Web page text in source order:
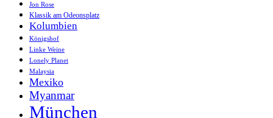
Jon Rose
Klassik am Odeonsplatz
Kolumbien
Königshof
Linke Weine
Lonely Planet
Malaysia
Mexiko
Myanmar
München